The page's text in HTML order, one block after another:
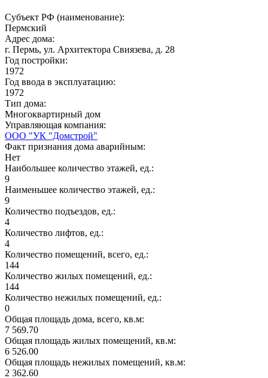
Субъект РФ (наименование):
Пермский
Адрес дома:
г. Пермь, ул. Архитектора Свиязева, д. 28
Год постройки:
1972
Год ввода в эксплуатацию:
1972
Тип дома:
Многоквартирный дом
Управляющая компания:
ООО "УК "Домстрой"
Факт признания дома аварийным:
Нет
Наибольшее количество этажей, ед.:
9
Наименьшее количество этажей, ед.:
9
Количество подъездов, ед.:
4
Количество лифтов, ед.:
4
Количество помещений, всего, ед.:
144
Количество жилых помещений, ед.:
144
Количество нежилых помещений, ед.:
0
Общая площадь дома, всего, кв.м:
7 569.70
Общая площадь жилых помещений, кв.м:
6 526.00
Общая площадь нежилых помещений, кв.м:
2 362.60